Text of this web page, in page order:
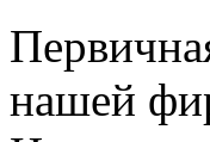
нашей